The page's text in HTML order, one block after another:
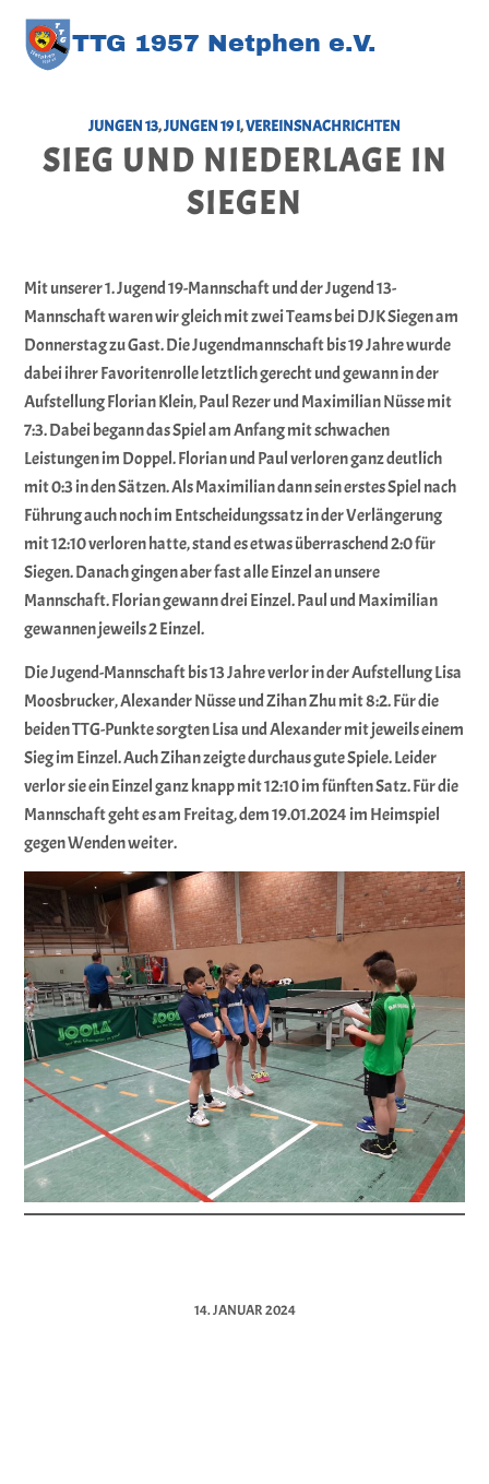
TTG 1957 Netphen e.V.
JUNGEN 13,JUNGEN 19 I,VEREINSNACHRICHTEN
SIEG UND NIEDERLAGE IN
SIEGEN
Mit unserer 1. Jugend 19-Mannschaft und der Jugend 13-
Mannschaft waren wir gleich mit zwei Teams bei DJK Siegen am
Donnerstag zu Gast. Die Jugendmannschaft bis 19 Jahre wurde
dabei ihrer Favoritenrolle letztlich gerecht und gewann in der
Aufstellung Florian Klein, Paul Rezer und Maximilian Nüsse mit
7:3. Dabei begann das Spiel am Anfang mit schwachen
Leistungen im Doppel. Florian und Paul verloren ganz deutlich
mit 0:3 in den Sätzen. Als Maximilian dann sein erstes Spiel nach
Führung auch noch im Entscheidungssatz in der Verlängerung
mit 12:10 verloren hatte, stand es etwas überraschend 2:0 für
Siegen. Danach gingen aber fast alle Einzel an unsere
Mannschaft. Florian gewann drei Einzel. Paul und Maximilian
gewannen jeweils 2 Einzel.
Die Jugend-Mannschaft bis 13 Jahre verlor in der Aufstellung Lisa
Moosbrucker, Alexander Nüsse und Zihan Zhu mit 8:2. Für die
beiden TTG-Punkte sorgten Lisa und Alexander mit jeweils einem
Sieg im Einzel. Auch Zihan zeigte durchaus gute Spiele. Leider
verlor sie ein Einzel ganz knapp mit 12:10 im fünften Satz. Für die
Mannschaft geht es am Freitag, dem 19.01.2024 im Heimspiel
gegen Wenden weiter.
14. JANUAR 2024